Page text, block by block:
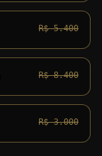
R$ 5.400
R$ 8.400
R$ 3.000